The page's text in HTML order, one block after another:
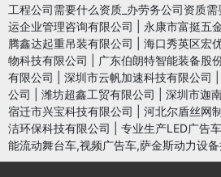
工程公司需要什么资质_办劳务公司资质
运企业管理咨询有限公司
永康市富挺五
腾鑫达起重吊装有限公司
海口秀英区宏
物科技有限公司
广东伯朗特智能装备股
有限公司
深圳市云帆加速科技有限公司
公司
潍坊超鑫工贸有限公司 深圳市迦
宿迁市兴宝科技有限公司
河北尔盾丝网
洁环保科技有限公司
专业生产LED广告
能流动舞台车,视频广告车,萨金斯动力设